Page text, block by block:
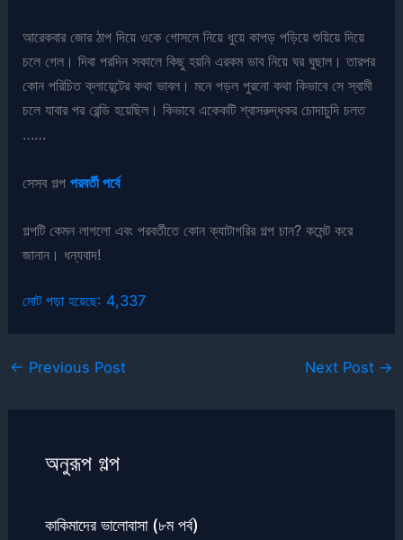
আরেকবার জোর ঠাপ দিয়ে ওকে গোসলে নিয়ে ধুয়ে কাপড় পড়িয়ে শুয়িয়ে দিয়ে
চলে গেল। দিবা পরদিন সকালে কিছু হয়নি এরকম ভাব নিয়ে ঘর ঘুছাল। তারপর
কোন পরিচিত ক্লায়েন্টের কথা ভাবল। মনে পড়ল পুরনো কথা কিভাবে সে স্বামী
চলে যাবার পর রেন্ডি হয়েছিল। কিভাবে একেকটি শ্বাসরুদ্ধকর চোদাচুদি চলত
……
সেসব গল্পপরবর্তী পর্বে
গল্পটি কেমন লাগলো এবং পরবর্তীতে কোন ক্যাটাগরির গল্প চান? কমেন্ট করে
জানান। ধন্যবাদ!
মোট পড়া হয়েছে: 4,337
← Previous Post Next Post →
অনুরূপ গল্প
কাকিমাদের ভালোবাসা (৮ম পর্ব)